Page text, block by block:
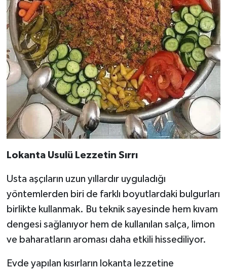
Lokanta Usulü Lezzetin Sırrı
Usta aşçıların uzun yıllardır uyguladığı
yöntemlerden biri de farklı boyutlardaki bulgurları
birlikte kullanmak. Bu teknik sayesinde hem kıvam
dengesi sağlanıyor hem de kullanılan salça, limon
ve baharatların aroması daha etkili hissediliyor.
Evde yapılan kısırların lokanta lezzetine